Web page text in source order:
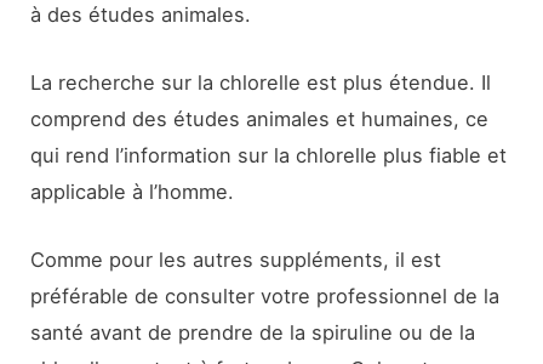
à des études animales.
La recherche sur la chlorelle est plus étendue. Il
comprend des études animales et humaines, ce
qui rend l’information sur la chlorelle plus fiable et
applicable à l’homme.
Comme pour les autres suppléments, il est
préférable de consulter votre professionnel de la
santé avant de prendre de la spiruline ou de la